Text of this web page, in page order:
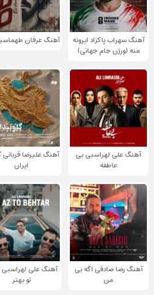
آهنگ سهراب پاکزاد ایرونه
منه (ورژن جام جهانی)
آهنگ عرفان
آهنگ علی لهراسبی بی
عاطفه
آهنگ علیرضا قربانی
ایران
آهنگ رضا صادقی اگه بی
من
آهنگ علی لهراسبی
تو ‌بهتر